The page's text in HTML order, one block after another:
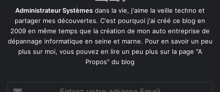
Administrateur Systèmes dans la vie, j'aime la veille techno et
partager mes découvertes. C'est pourquoi j'ai créé ce blog en
2009 en même temps que la création de mon auto entreprise de
dépannage informatique en seine et marne. Pour en savoir un peu
plus sur moi, vous pouvez en lire un peu plus sur la page "A
Propos" du blog